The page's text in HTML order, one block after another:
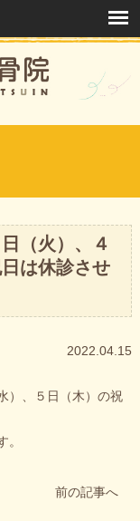
（火）、４
は休診させ
2022.04.15
）、５日（木）の祝
前の記事へ